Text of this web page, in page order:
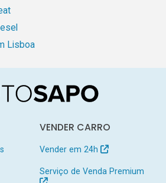
Lisboa
VENDER CARRO
Vender em 24h
Serviço de Venda Premium